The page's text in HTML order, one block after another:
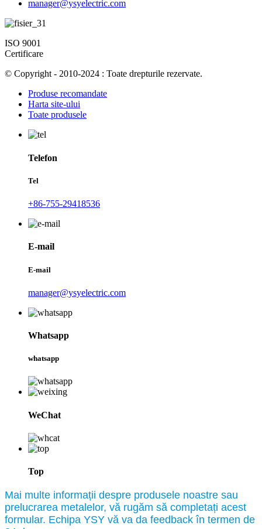
manager@ysyelectric.com
ISO 9001
Certificare
© Copyright - 2010-2024 : Toate drepturile rezervate.
Produse recomandate
Harta site-ului
Toate produsele
Telefon
Tel
+86-755-29418536
E-mail
E-mail
manager@ysyelectric.com
Whatsapp
whatsapp
WeChat
Top
Mai multe informații despre produsele noastre sau
prelucrarea metalelor, vă rugăm să completați acest
formular. Echipa YSY vă va da feedback în termen de